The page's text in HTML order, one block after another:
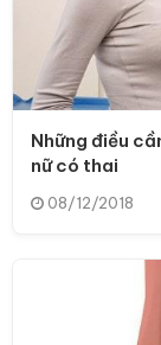
Những điều
nữ có thai
08/12/2018